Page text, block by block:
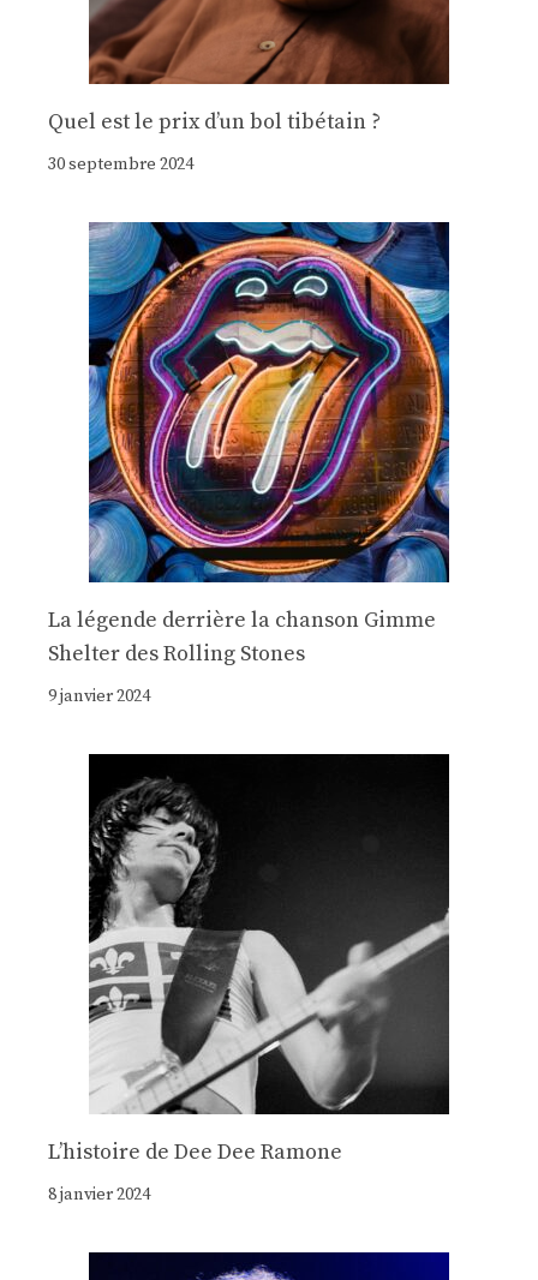
Quel est le prix d’un bol tibétain ?
30 septembre 2024
La légende derrière la chanson Gimme
Shelter des Rolling Stones
9 janvier 2024
Lʼhistoire de Dee Dee Ramone
8 janvier 2024